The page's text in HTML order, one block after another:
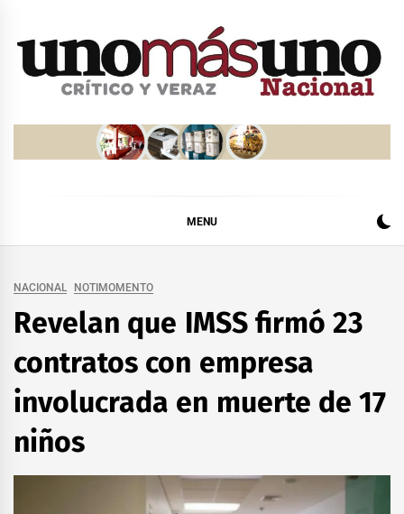
MENU
NACIONAL NOTIMOMENTO
Revelan que IMSS firmó 23
contratos con empresa
involucrada en muerte de 17
niños